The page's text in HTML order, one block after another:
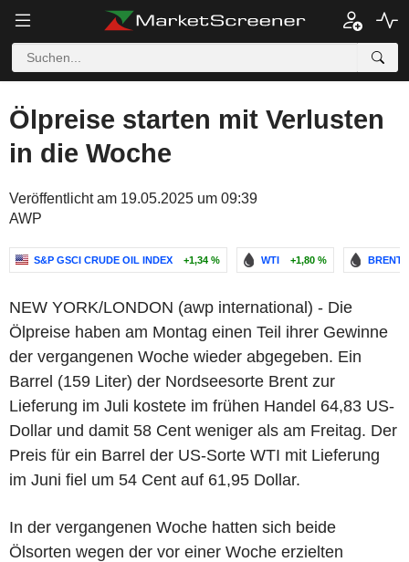
Ölpreise starten mit Verlusten
in die Woche
Veröffentlicht am 19.05.2025 um 09:39
AWP
S&P GSCI CRUDE OIL INDEX +1,34 % WTI +1,80 % BRENT
NEW YORK/LONDON (awp international) - Die
Ölpreise haben am Montag einen Teil ihrer Gewinne
der vergangenen Woche wieder abgegeben. Ein
Barrel (159 Liter) der Nordseesorte Brent zur
Lieferung im Juli kostete im frühen Handel 64,83 US-
Dollar und damit 58 Cent weniger als am Freitag. Der
Preis für ein Barrel der US-Sorte WTI mit Lieferung
im Juni fiel um 54 Cent auf 61,95 Dollar.
In der vergangenen Woche hatten sich beide
Ölsorten wegen der vor einer Woche erzielten